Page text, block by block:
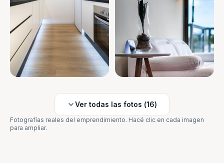
Ver todas las fotos (16)
Fotografías reales del emprendimiento. Hacé clic en cada imagen
para ampliar.